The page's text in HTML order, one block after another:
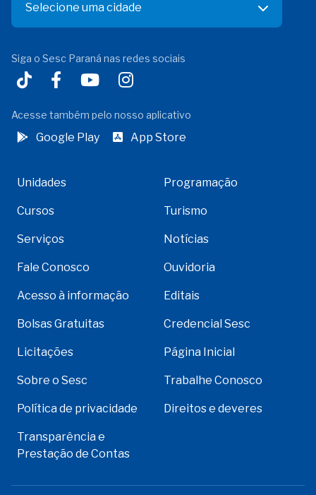
Selecione uma cidade
Siga o Sesc Paraná nas redes sociais
Acesse também pelo nosso aplicativo
Google Play App Store
Unidades Programação
Cursos Turismo
Serviços Notícias
Fale Conosco Ouvidoria
Acesso à informação Editais
Bolsas Gratuitas Credencial Sesc
Licitações Página Inicial
Sobre o Sesc Trabalhe Conosco
Política de privacidade Direitos e deveres
Transparência e
Prestação de Contas